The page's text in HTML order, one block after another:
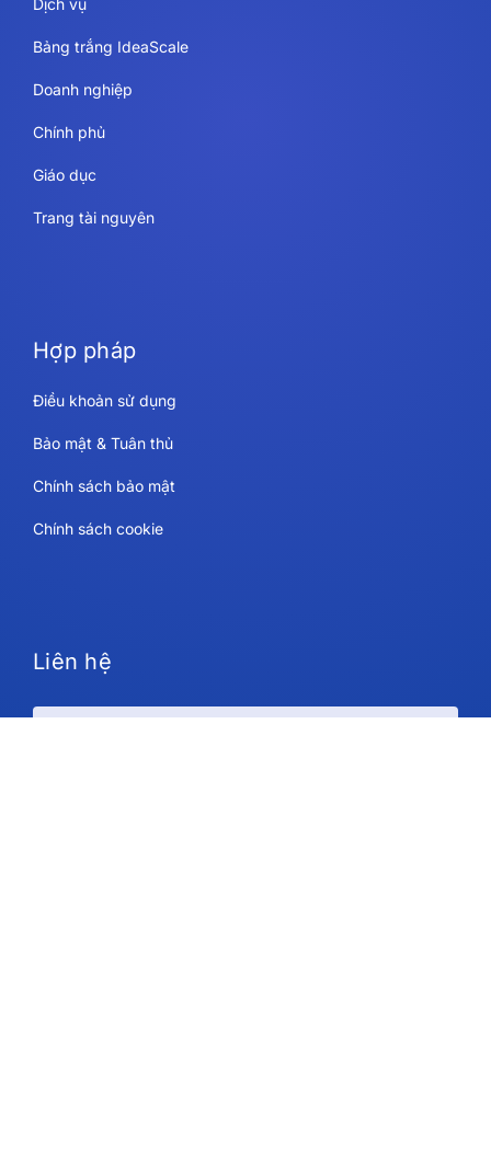
Dịch vụ
Bảng trắng IdeaScale
Doanh nghiệp
Chính phủ
Giáo dục
Trang tài nguyên
Hợp pháp
Điều khoản sử dụng
Bảo mật & Tuân thủ
Chính sách bảo mật
Chính sách cookie
Liên hệ